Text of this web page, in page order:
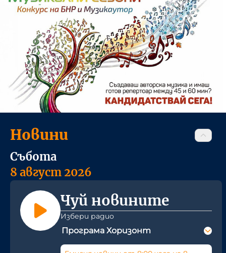
Новини
Събота
8 август 2026
Чуй новините
Избери радио
Програма Хоризонт